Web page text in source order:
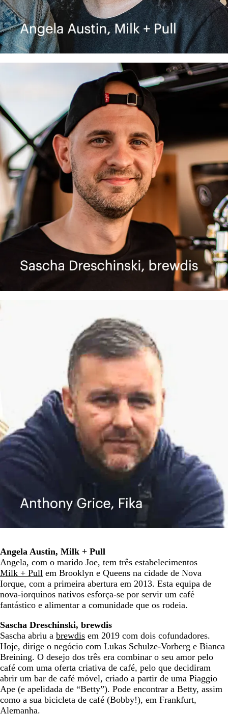
Angela Austin, Milk + Pull
Angela, com o marido Joe, tem três estabelecimentos
Milk + Pull em Brooklyn e Queens na cidade de Nova
Iorque, com a primeira abertura em 2013. Esta equipa de
nova-iorquinos nativos esforça-se por servir um café
fantástico e alimentar a comunidade que os rodeia.
Sascha Dreschinski, brewdis
Sascha abriu a brewdis em 2019 com dois cofundadores.
Hoje, dirige o negócio com Lukas Schulze-Vorberg e Bianca
Breining. O desejo dos três era combinar o seu amor pelo
café com uma oferta criativa de café, pelo que decidiram
abrir um bar de café móvel, criado a partir de uma Piaggio
Ape (e apelidada de “Betty”). Pode encontrar a Betty, assim
como a sua bicicleta de café (Bobby!), em Frankfurt,
Alemanha.